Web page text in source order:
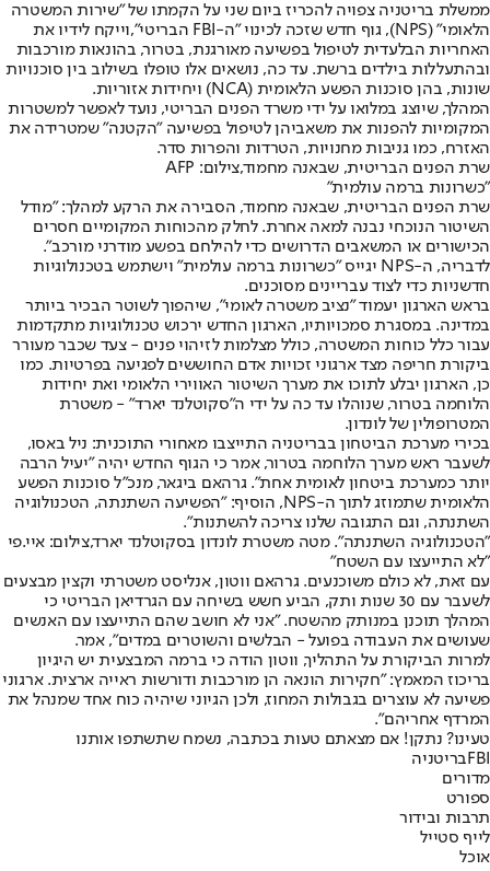
ממשלת בריטניה צפויה להכריז ביום שני על הקמתו של "שירות המשטרה
הלאומי" (NPS), גוף חדש שזכה לכינוי "ה-FBI הבריטי",
וייקח לידיו את
האחריות הבלעדית לטיפול בפשיעה מאורגנת, בטרור, בהונאות מורכבות
ובהתעללות בילדים ברשת. עד כה, נושאים אלו טופלו בשילוב בין סוכנויות
שונות, בהן סוכנות הפשע הלאומית (NCA) ויחידות אזוריות.
המהלך, שיוצג במלואו על ידי משרד הפנים הבריטי, נועד לאפשר למשטרות
המקומיות להפנות את משאביהן לטיפול בפשיעה "הקטנה" שמטרידה את
האזרח, כמו גניבות מחנויות, הטרדות והפרות סדר.
שרת הפנים הבריטית, שבאנה מחמוד,צילום: AFP
"כשרונות ברמה עולמית"
שרת הפנים הבריטית, שבאנה מחמוד, הסבירה את הרקע למהלך: "מודל
השיטור הנוכחי נבנה למאה אחרת. לחלק מהכוחות המקומיים חסרים
הכישורים או המשאבים הדרושים כדי להילחם בפשע מודרני מורכב".
לדבריה, ה-NPS יגייס "כשרונות ברמה עולמית" וישתמש בטכנולוגיות
חדשניות כדי לצוד עבריינים מסוכנים.
בראש הארגון יעמוד "נציב משטרה לאומי", שיהפוך לשוטר הבכיר ביותר
במדינה. במסגרת סמכויותיו, הארגון החדש ירכוש טכנולוגיות מתקדמות
עבור כלל כוחות המשטרה, כולל מצלמות לזיהוי פנים - צעד שכבר מעורר
ביקורת חריפה מצד ארגוני זכויות אדם החוששים לפגיעה בפרטיות. כמו
כן, הארגון יבלע לתוכו את מערך השיטור האווירי הלאומי ואת יחידות
הלוחמה בטרור, שנוהלו עד כה על ידי ה"סקוטלנד יארד" - משטרת
המטרופולין של לונדון.
בכירי מערכת הביטחון בבריטניה התייצבו מאחורי התוכנית: ניל באסו,
לשעבר ראש מערך הלוחמה בטרור, אמר כי הגוף החדש יהיה "יעיל הרבה
יותר כמערכת ביטחון לאומית אחת". גרהאם ביגאר, מנכ"ל סוכנות הפשע
הלאומית שתמוזג לתוך ה-NPS, הוסיף: "הפשיעה השתנתה, הטכנולוגיה
השתנתה, וגם התגובה שלנו צריכה להשתנות".
"הטכנולוגיה השתנתה". מטה משטרת לונדון בסקוטלנד יארד,צילום: איי.פי
"לא התייעצו עם השטח"
עם זאת, לא כולם משוכנעים. גרהאם ווטון, אנליסט משטרתי וקצין מבצעים
לשעבר עם 30 שנות ותק, הביע חשש בשיחה עם הגרדיאן הבריטי כי
המהלך תוכנן במנותק מהשטח. "אני לא חושב שהם התייעצו עם האנשים
שעושים את העבודה בפועל - הבלשים והשוטרים במדים", אמר.
למרות הביקורת על התהליך, ווטון הודה כי ברמה המבצעית יש היגיון
בריכוז המאמץ: "חקירות הונאה הן מורכבות ודורשות ראייה ארצית. ארגוני
פשיעה לא עוצרים בגבולות המחוז, ולכן הגיוני שיהיה כוח אחד שמנהל את
המרדף אחריהם".
טעינו? נתקן! אם מצאתם טעות בכתבה, נשמח שתשתפו אותנו
FBI בריטניה
מדורים
ספורט
תרבות ובידור
לייף סטייל
אוכל